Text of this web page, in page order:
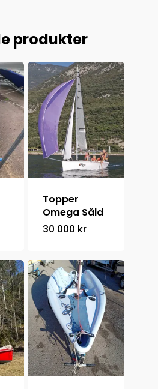
produkter
Topper
Omega Såld
30 000 kr
Hem
Kontakt
+46 708 66 84 22